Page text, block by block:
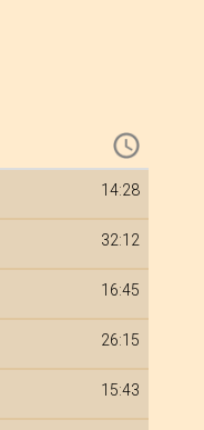
14:28
32:12
16:45
26:15
15:43